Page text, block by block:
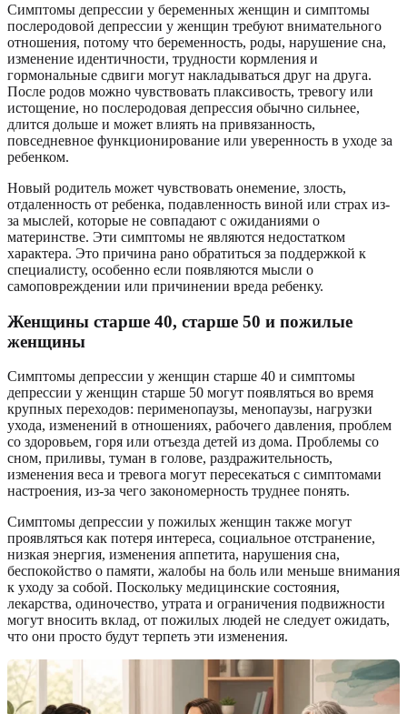
Симптомы депрессии у беременных женщин и симптомы
послеродовой депрессии у женщин требуют внимательного
отношения, потому что беременность, роды, нарушение сна,
изменение идентичности, трудности кормления и
гормональные сдвиги могут накладываться друг на друга.
После родов можно чувствовать плаксивость, тревогу или
истощение, но послеродовая депрессия обычно сильнее,
длится дольше и может влиять на привязанность,
повседневное функционирование или уверенность в уходе за
ребенком.
Новый родитель может чувствовать онемение, злость,
отдаленность от ребенка, подавленность виной или страх из-
за мыслей, которые не совпадают с ожиданиями о
материнстве. Эти симптомы не являются недостатком
характера. Это причина рано обратиться за поддержкой к
специалисту, особенно если появляются мысли о
самоповреждении или причинении вреда ребенку.
Женщины старше 40, старше 50 и пожилые
женщины
Симптомы депрессии у женщин старше 40 и симптомы
депрессии у женщин старше 50 могут появляться во время
крупных переходов: перименопаузы, менопаузы, нагрузки
ухода, изменений в отношениях, рабочего давления, проблем
со здоровьем, горя или отъезда детей из дома. Проблемы со
сном, приливы, туман в голове, раздражительность,
изменения веса и тревога могут пересекаться с симптомами
настроения, из-за чего закономерность труднее понять.
Симптомы депрессии у пожилых женщин также могут
проявляться как потеря интереса, социальное отстранение,
низкая энергия, изменения аппетита, нарушения сна,
беспокойство о памяти, жалобы на боль или меньше внимания
к уходу за собой. Поскольку медицинские состояния,
лекарства, одиночество, утрата и ограничения подвижности
могут вносить вклад, от пожилых людей не следует ожидать,
что они просто будут терпеть эти изменения.